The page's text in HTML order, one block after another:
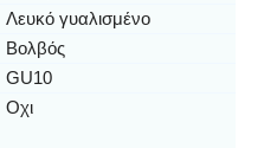
Λευκό γυαλισμένο
Βολβός
GU10
Οχι